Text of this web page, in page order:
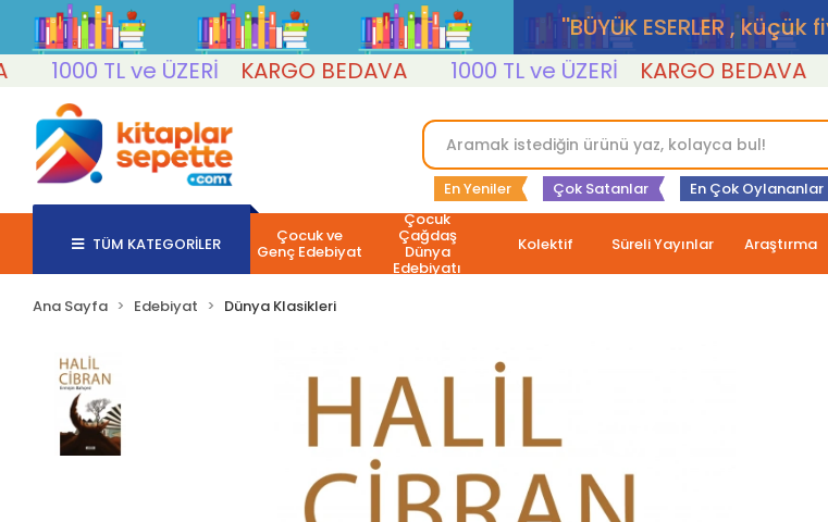
''BÜYÜK ESERLER ,
1000 TL ve ÜZERİ
KARGO BEDAVA 1000 TL ve ÜZERİ KARGO BEDAVA
En Yeniler Çok Satanlar En Çok Oylananlar
TÜM KATEGORİLER Çocuk ve
Genç Edebiyat
Çocuk
Çağdaş
Dünya
Edebiyatı
Kolektif Süreli Yayınlar Araştırma
Ana Sayfa Edebiyat Dünya Klasikleri